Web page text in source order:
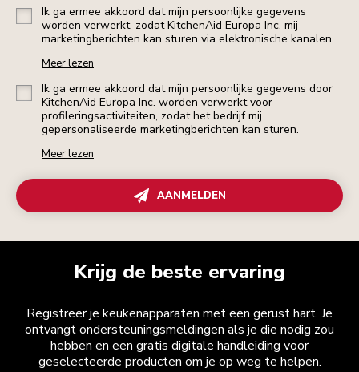
Ik ga ermee akkoord dat mijn persoonlijke gegevens
worden verwerkt, zodat KitchenAid Europa Inc. mij
marketingberichten kan sturen via elektronische kanalen.
Meer lezen
Ik ga ermee akkoord dat mijn persoonlijke gegevens door
KitchenAid Europa Inc. worden verwerkt voor
profileringsactiviteiten, zodat het bedrijf mij
gepersonaliseerde marketingberichten kan sturen.
Meer lezen
AANMELDEN
Krijg de beste ervaring
Registreer je keukenapparaten met een gerust hart. Je
ontvangt ondersteuningsmeldingen als je die nodig zou
hebben en een gratis digitale handleiding voor
geselecteerde producten om je op weg te helpen.